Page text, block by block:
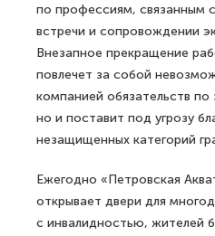
по профессиям, связанным
встречи и сопровождении
Внезапное прекращение
повлечет за собой
компанией обязательств
но и поставит под угрозу
незащищенных категорий
Ежегодно «Петровская
открывает двери для
с инвалидностью, жителей